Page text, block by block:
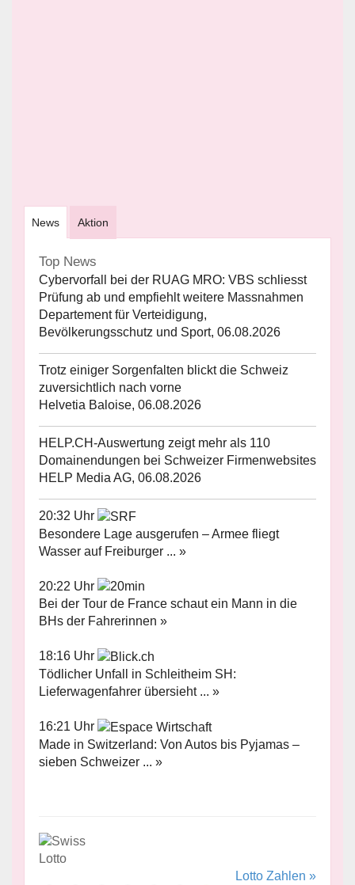
News Aktion
Top News
Cybervorfall bei der RUAG MRO: VBS schliesst
Prüfung ab und empfiehlt weitere Massnahmen
Departement für Verteidigung,
Bevölkerungsschutz und Sport, 06.08.2026
Trotz einiger Sorgenfalten blickt die Schweiz
zuversichtlich nach vorne
Helvetia Baloise, 06.08.2026
HELP.CH-Auswertung zeigt mehr als 110
Domainendungen bei Schweizer Firmenwebsites
HELP Media AG, 06.08.2026
20:32 Uhr
Besondere Lage ausgerufen – Armee fliegt
Wasser auf Freiburger ... »
20:22 Uhr
Bei der Tour de France schaut ein Mann in die
BHs der Fahrerinnen »
18:16 Uhr
Tödlicher Unfall in Schleitheim SH:
Lieferwagenfahrer übersieht ... »
16:21 Uhr
Made in Switzerland: Von Autos bis Pyjamas –
sieben Schweizer ... »
Lotto Zahlen »